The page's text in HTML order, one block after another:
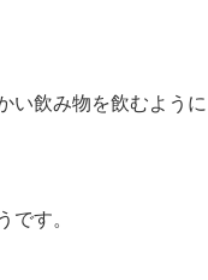
い飲み物を飲むように
です。